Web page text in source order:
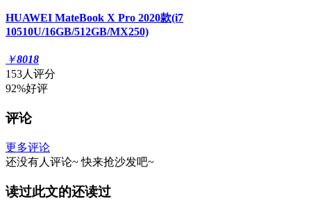
HUAWEI MateBook X Pro 2020款(i7
10510U/16GB/512GB/MX250)
￥8018
153人评分
92%好评
评论
更多评论
还没有人评论~ 快来抢沙发吧~
读过此文的还读过